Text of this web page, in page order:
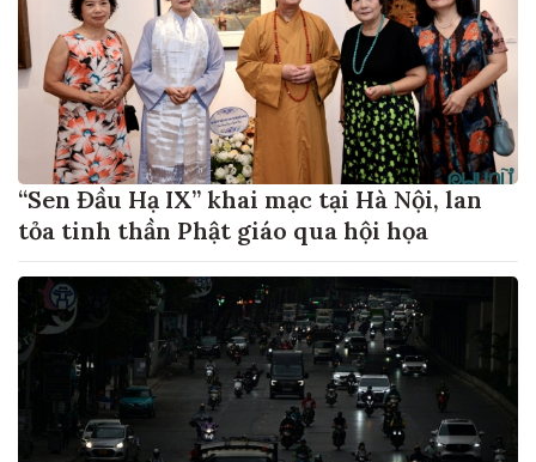
“Sen Đầu Hạ IX” khai mạc tại Hà Nội, lan
tỏa tinh thần Phật giáo qua hội họa